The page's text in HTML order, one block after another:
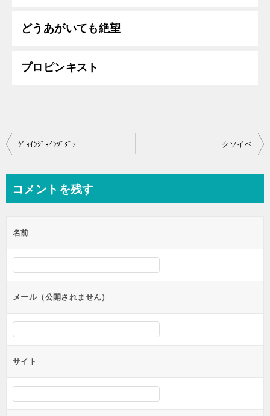
どうあがいても絶望
プロピンキスト
投
ビ
ー
シ
ン
ｼﾞｮｲﾝｼﾞｮｲﾝﾂﾞﾀﾞｧ クソイベ
コメントを残す
名前
メール（公開されません）
サイト